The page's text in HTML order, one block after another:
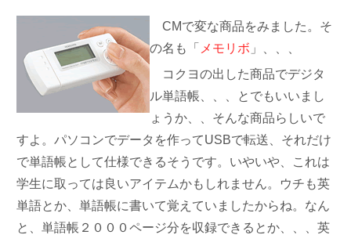
CMで変な商品をみました。そ
の名も「 メモリボ 」、、、
コクヨの出した商品でデジタ
ル単語帳、、、とでもいいまし
ょうか、、そんな商品らしいで
すよ。パソコンでデータを作ってUSBで転送、それだけ
で単語帳として仕様できるそうです。いやいや、これは
学生に取っては良いアイテムかもしれません。ウチも英
単語とか、単語帳に書いて覚えていましたからね。なん
と、単語帳２０００ページ分を収録できるとか、、、英